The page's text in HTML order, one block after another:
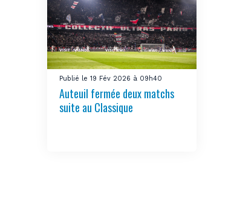
Publié le 19 Fév 2026 à 09h40
Auteuil fermée deux matchs
suite au Classique